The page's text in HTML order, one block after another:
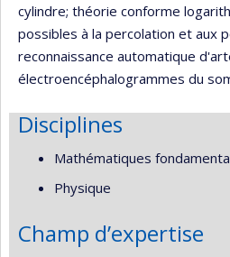
cylindre; théorie conforme
possibles à la percolation et aux
reconnaissance automatique
électroencéphalogrammes du
Disciplines
Mathématiques
Physique
Champ d’expertise